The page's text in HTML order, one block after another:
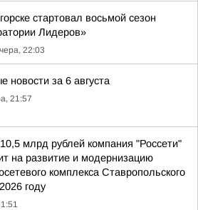
стартовал восьмой сезон
Лидеров»
22:03
новости за 6 августа
21:57
млрд рублей компания "Россети"
на развитие и модернизацию
комплекса Ставропольского
году